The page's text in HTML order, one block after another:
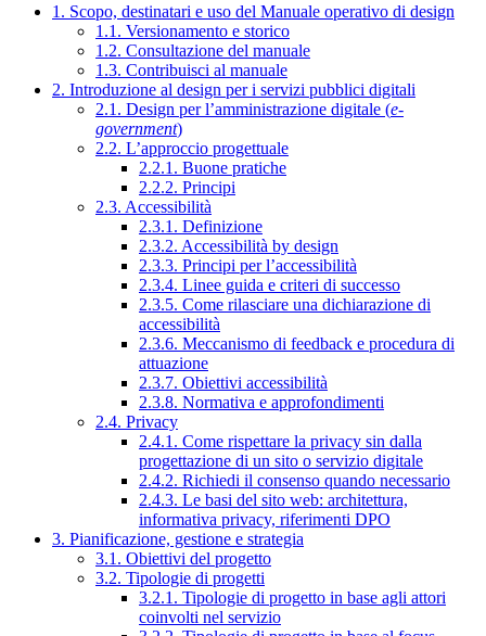
1. Scopo, destinatari e uso del Manuale operativo di design
1.1. Versionamento e storico
1.2. Consultazione del manuale
1.3. Contribuisci al manuale
2. Introduzione al design per i servizi pubblici digitali
2.1. Design per l’amministrazione digitale (e-
government)
2.2. L’approccio progettuale
2.2.1. Buone pratiche
2.2.2. Principi
2.3. Accessibilità
2.3.1. Definizione
2.3.2. Accessibilità by design
2.3.3. Principi per l’accessibilità
2.3.4. Linee guida e criteri di successo
2.3.5. Come rilasciare una dichiarazione di
accessibilità
2.3.6. Meccanismo di feedback e procedura di
attuazione
2.3.7. Obiettivi accessibilità
2.3.8. Normativa e approfondimenti
2.4. Privacy
2.4.1. Come rispettare la privacy sin dalla
progettazione di un sito o servizio digitale
2.4.2. Richiedi il consenso quando necessario
2.4.3. Le basi del sito web: architettura,
informativa privacy, riferimenti DPO
3. Pianificazione, gestione e strategia
3.1. Obiettivi del progetto
3.2. Tipologie di progetti
3.2.1. Tipologie di progetto in base agli attori
coinvolti nel servizio